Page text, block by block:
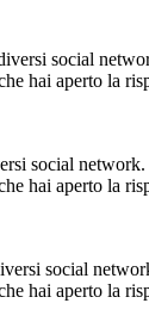
social
hai aperto la
social
hai aperto la
social
hai aperto la